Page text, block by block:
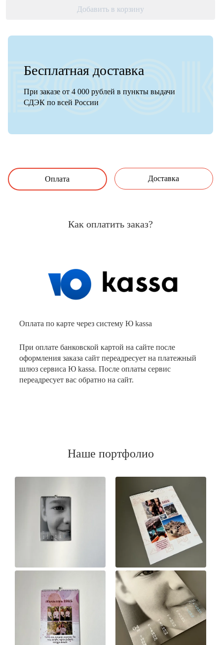
Добавить в корзину
Бесплатная доставка
При заказе от 4 000 рублей в пункты выдачи
СДЭК по всей России
Оплата Доставка
Как оплатить заказ?
Оплата по карте через систему Ю kassa
При оплате банковской картой на сайте после
оформления заказа сайт переадресует на платежный
шлюз сервиса Ю kassa. После оплаты сервис
переадресует вас обратно на сайт.
Наше портфолио